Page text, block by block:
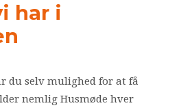
har i
du selv mulighed for at få
nemlig Husmøde hver